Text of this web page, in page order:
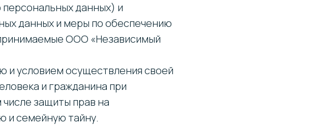
данных) и
данных и меры по обеспечению
ООО «Независимый
и условием осуществления своей
и гражданина при
защиты прав на
и семейную тайну.